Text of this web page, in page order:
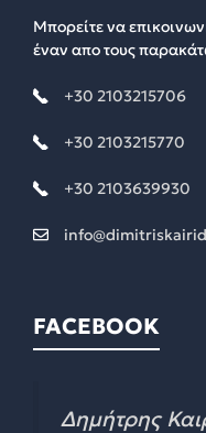
Μπορείτε να
έναν απο τους
+30 2103215706
+30 2103215770
+30 2103639930
FACEBOOK
Δημήτρης